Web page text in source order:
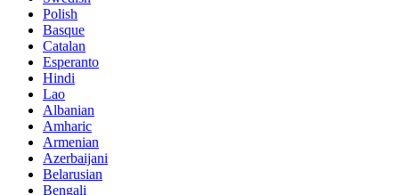
Polish
Basque
Catalan
Esperanto
Hindi
Lao
Albanian
Amharic
Armenian
Azerbaijani
Belarusian
Bengali